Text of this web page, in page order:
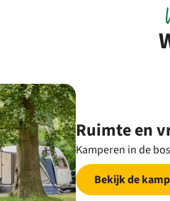
Ruimte en
Kamperen in de
Bekijk de